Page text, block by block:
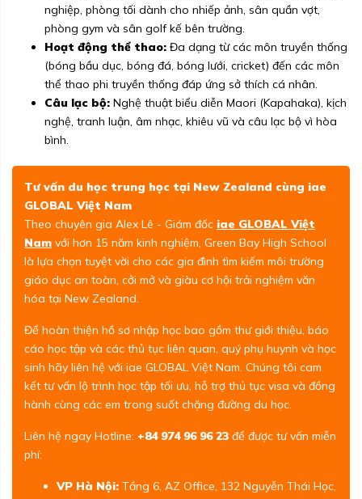
nghiệp, phòng tối dành cho nhiếp ảnh, sân quần vợt,
phòng gym và sân golf kế bên trường.
Hoạt động thể thao: Đa dạng từ các môn truyền thống
(bóng bầu dục, bóng đá, bóng lưới, cricket) đến các môn
thể thao phi truyền thống đáp ứng sở thích cá nhân.
Câu lạc bộ: Nghệ thuật biểu diễn Maori (Kapahaka), kịch
nghệ, tranh luận, âm nhạc, khiêu vũ và câu lạc bộ vì hòa
bình.
Tư vấn du học trung học tại New Zealand cùng iae
GLOBAL Việt Nam
Theo chuyên gia Alex Lê - Giám đốc iae GLOBAL Việt
Nam với hơn 15 năm kinh nghiệm, Green Bay High School
là lựa chọn tuyệt vời cho các gia đình tìm kiếm môi trường
giáo dục an toàn, cởi mở và giàu cơ hội trải nghiệm văn
hóa tại New Zealand.
Để hoàn thiện hồ sơ nhập học bao gồm thư giới thiệu, báo
cáo học tập và các thủ tục liên quan, quý phụ huynh và học
sinh hãy liên hệ với iae GLOBAL Việt Nam. Chúng tôi cam
kết tư vấn lộ trình học tập tối ưu, hỗ trợ thủ tục visa và đồng
hành cùng các em trong suốt chặng đường du học.
Liên hệ ngay Hotline: +84 974 96 96 23 để được tư vấn miễn
phí:
VP Hà Nội: Tầng 6, AZ Office, 132 Nguyễn Thái Học,